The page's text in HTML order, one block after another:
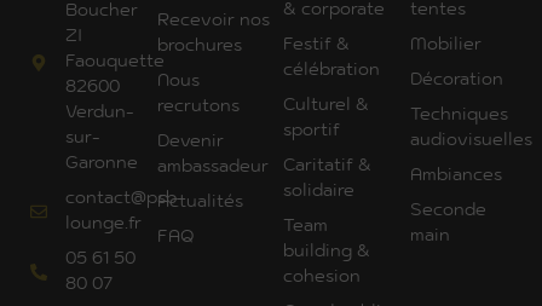
Boucher
ZI
Faouquette
82600
Verdun-
sur-
Garonne
contact@psb-
lounge.fr
05 61 50
80 07
Recevoir nos
brochures
Nous
recrutons
Devenir
ambassadeur
Actualités
FAQ
& corporate
Festif &
célébration
Culturel &
sportif
Caritatif &
solidaire
Team
building &
cohesion
tentes
Mobilier
Décoration
Techniques
audiovisuelles
Ambiances
Seconde
main